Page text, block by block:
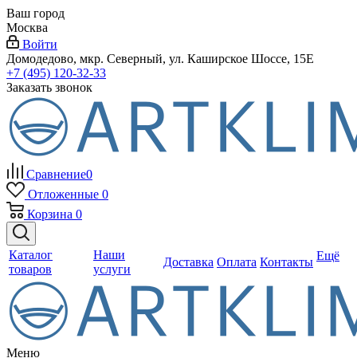
Ваш город
Москва
Войти
Домодедово, мкр. Северный, ул. Каширское Шоссе, 15Е
+7 (495) 120-32-33
Заказать звонок
Сравнение0
Отложенные 0
Корзина 0
Каталог
товаров
Наши
услуги
Доставка Оплата Контакты Ещё
Меню